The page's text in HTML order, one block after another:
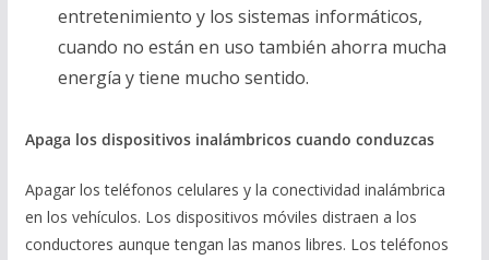
entretenimiento y los sistemas informáticos,
cuando no están en uso también ahorra mucha
energía y tiene mucho sentido.
Apaga los dispositivos inalámbricos cuando conduzcas
Apagar los teléfonos celulares y la conectividad inalámbrica
en los vehículos. Los dispositivos móviles distraen a los
conductores aunque tengan las manos libres. Los teléfonos